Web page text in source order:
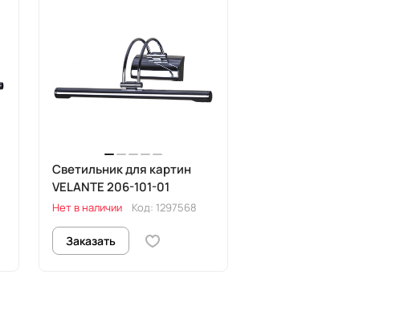
Светильник для картин
VELANTE 206-101-01
Нет в наличии Код: 1297568
Заказать